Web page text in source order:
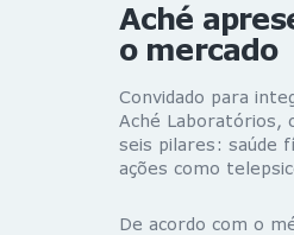
Aché
o mercado
Convidado para
Aché Laboratórios,
seis pilares: saúde
ações como
De acordo com o